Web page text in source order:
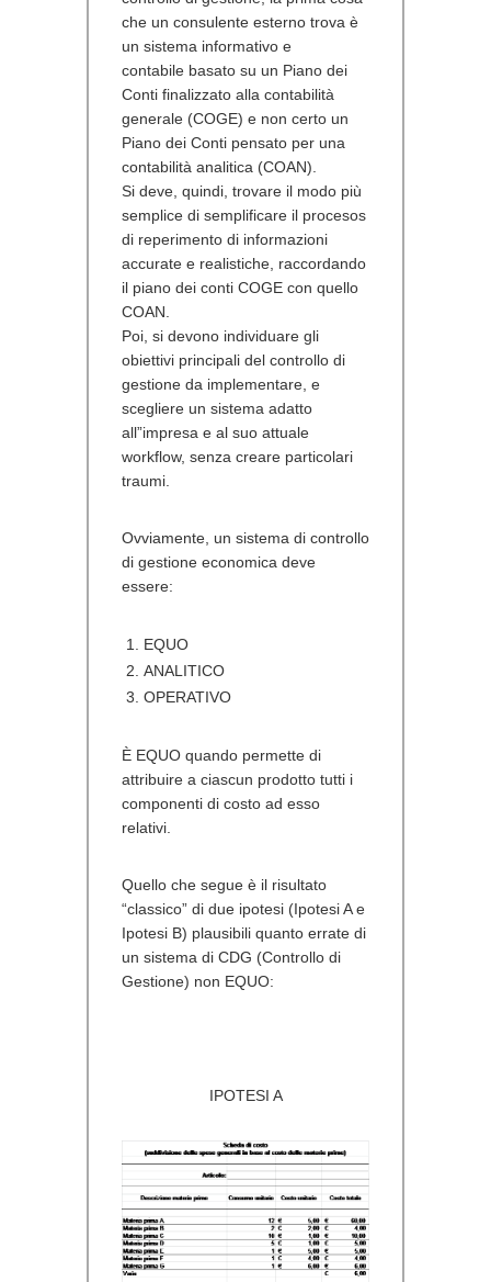
che un consulente esterno trova è
un sistema informativo e
contabile basato su un Piano dei
Conti finalizzato alla contabilità
generale (COGE) e non certo un
Piano dei Conti pensato per una
contabilità analitica (COAN).
Si deve, quindi, trovare il modo più
semplice di semplificare il procesos
di reperimento di informazioni
accurate e realistiche, raccordando
il piano dei conti COGE con quello
COAN.
Poi, si devono individuare gli
obiettivi principali del controllo di
gestione da implementare, e
scegliere un sistema adatto
all”impresa e al suo attuale
workflow, senza creare particolari
traumi.
Ovviamente, un sistema di controllo
di gestione economica deve
essere:
EQUO
ANALITICO
OPERATIVO
È EQUO quando permette di
attribuire a ciascun prodotto tutti i
componenti di costo ad esso
relativi.
Quello che segue è il risultato
“classico” di due ipotesi (Ipotesi A e
Ipotesi B) plausibili quanto errate di
un sistema di CDG (Controllo di
Gestione) non EQUO:
IPOTESI A